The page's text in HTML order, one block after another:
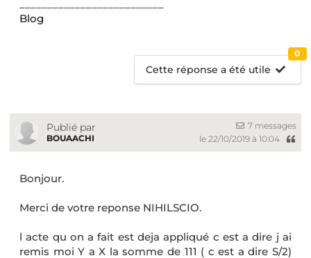
Blog
Cette réponse a été utile
0
Publié par
BOUAACHI
7 messages
le 22/10/2019 à 10:04
Bonjour.
Merci de votre reponse NIHILSCIO.
l acte qu on a fait est deja appliqué c est a dire j ai
remis moi Y a X la somme de 111 ( c est a dire S/2)